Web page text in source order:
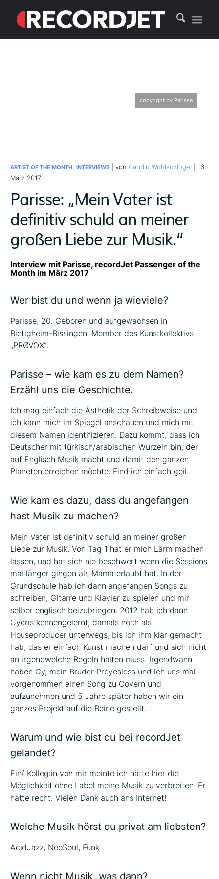
copyright by Parisse
ARTIST OF THE MONTH,INTERVIEWS | vonCarolin Wohlschlögel | 16.
März 2017
Parisse: „Mein Vater ist
definitiv schuld an meiner
großen Liebe zur Musik.“
Interview mit Parisse, recordJet Passenger of the
Month im März 2017
Wer bist du und wenn ja wieviele?
Parisse. 20. Geboren und aufgewachsen in
Bietigheim-Bissingen. Member des Kunstkollektivs
„PRØVOX“.
Parisse – wie kam es zu dem Namen?
Erzähl uns die Geschichte.
Ich mag einfach die Ästhetik der Schreibweise und
ich kann mich im Spiegel anschauen und mich mit
diesem Namen identifizieren. Dazu kommt, dass ich
Deutscher mit türkisch/arabischen Wurzeln bin, der
auf Englisch Musik macht und damit den ganzen
Planeten erreichen möchte. Find ich einfach geil.
Wie kam es dazu, dass du angefangen
hast Musik zu machen?
Mein Vater ist definitiv schuld an meiner großen
Liebe zur Musik. Von Tag 1 hat er mich Lärm machen
lassen, und hat sich nie beschwert wenn die Sessions
mal länger gingen als Mama erlaubt hat. In der
Grundschule hab ich dann angefangen Songs zu
schreiben, Gitarre und Klavier zu spielen und mir
selber englisch beizubringen. 2012 hab ich dann
Cycris kennengelernt, damals noch als
Houseproducer unterwegs, bis ich ihm klar gemacht
hab, das er einfach Kunst machen darf und sich nicht
an irgendwelche Regeln halten muss. Irgendwann
haben Cy, mein Bruder Preyesless und ich uns mal
vorgenommen einen Song zu Covern und
aufzunehmen und 5 Jahre später haben wir ein
ganzes Projekt auf die Beine gestellt.
Warum und wie bist du bei recordJet
gelandet?
Ein/ Kolleg:in von mir meinte ich hätte hier die
Möglichkeit ohne Label meine Musik zu verbreiten. Er
hatte recht. Vielen Dank auch ans Internet!
Welche Musik hörst du privat am liebsten?
AcidJazz, NeoSoul, Funk
Wenn nicht Musik, was dann?